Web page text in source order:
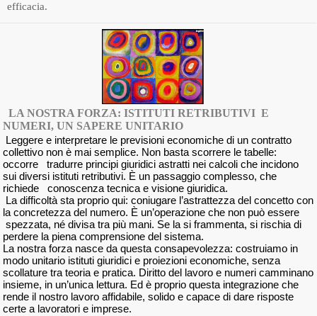
efficacia.
LA NOSTRA FORZA: ISTITUTI RETRIBUTIVI E
NUMERI, UN SAPERE UNITARIO
Leggere e interpretare le previsioni economiche di un contratto
collettivo non è mai semplice. Non basta scorrere le tabelle:
occorre tradurre principi giuridici astratti nei calcoli che incidono
sui diversi istituti retributivi. È un passaggio complesso, che
richiede conoscenza tecnica e visione giuridica.
La difficoltà sta proprio qui: coniugare l’astrattezza del concetto con
la concretezza del numero. È un’operazione che non può essere
spezzata, né divisa tra più mani. Se la si frammenta, si rischia di
perdere la piena comprensione del sistema.
La nostra forza nasce da questa consapevolezza: costruiamo in
modo unitario istituti giuridici e proiezioni economiche, senza
scollature tra teoria e pratica. Diritto del lavoro e numeri camminano
insieme, in un’unica lettura. Ed è proprio questa integrazione che
rende il nostro lavoro affidabile, solido e capace di dare risposte
certe a lavoratori e imprese.